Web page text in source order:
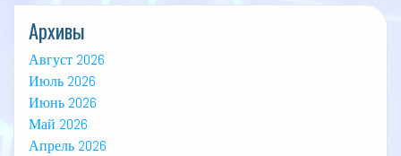
Архивы
Август 2026
Июль 2026
Июнь 2026
Май 2026
Апрель 2026